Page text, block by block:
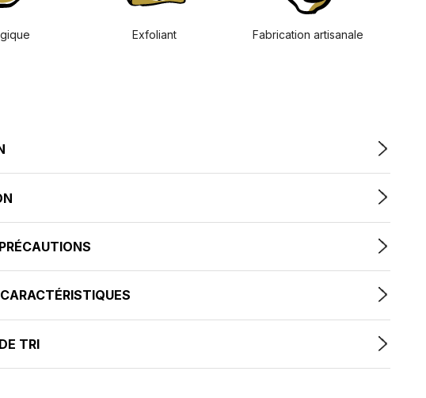
Exfoliant Fabrication artisanale
TRI